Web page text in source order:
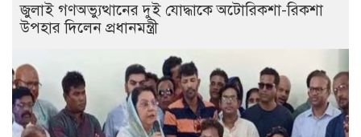
জুলাই গণঅভ্যুত্থানের দুই যোদ্ধাকে অটোরিকশা-রিকশা
উপহার দিলেন প্রধানমন্ত্রী